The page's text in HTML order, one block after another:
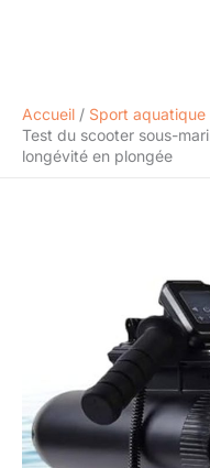
Accueil
Sport aquatique
Test du scooter sous-
longévité en plongée